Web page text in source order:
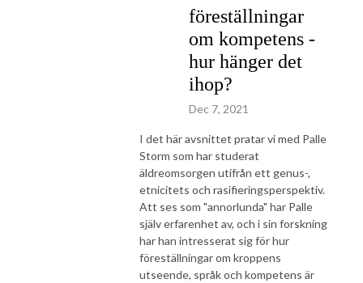
föreställningar
om kompetens -
hur hänger det
ihop?
Dec 7, 2021
I det här avsnittet pratar vi med Palle
Storm som har studerat
äldreomsorgen utifrån ett genus-,
etnicitets och rasifieringsperspektiv.
Att ses som "annorlunda" har Palle
själv erfarenhet av, och i sin forskning
har han intresserat sig för hur
föreställningar om kroppens
utseende, språk och kompetens är